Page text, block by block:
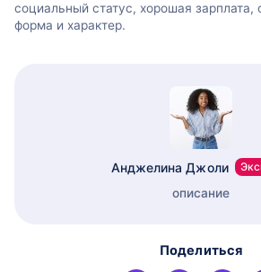
социальный статус, хорошая зарплата,
форма и характер.
Анджелина Джоли
описание
Поделиться